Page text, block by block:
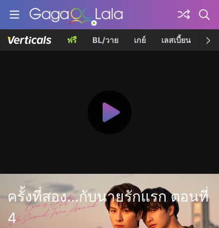
ฟรี BL/วาย เกย์ เลสเบี้ยน เค
ครั้งที่สอง...กับนายรักแรก ตอนที่
4